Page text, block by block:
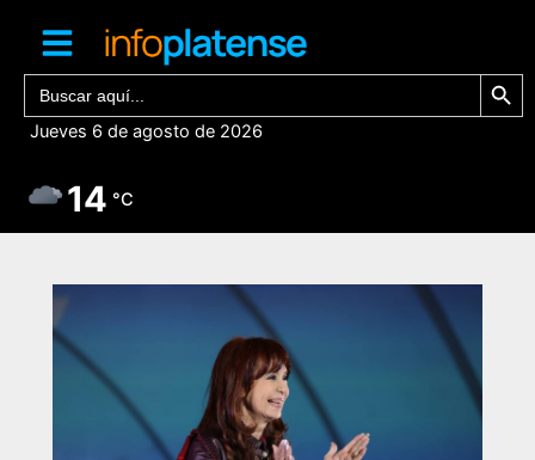
contenido
Buscar: Botón de
Jueves 6 de agosto de 2026
14 °C